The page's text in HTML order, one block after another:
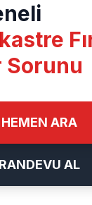
Sorunu
HEMEN ARA
RANDEVU AL